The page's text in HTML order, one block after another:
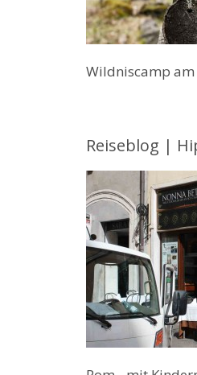
Wildniscamp am
Reiseblog |